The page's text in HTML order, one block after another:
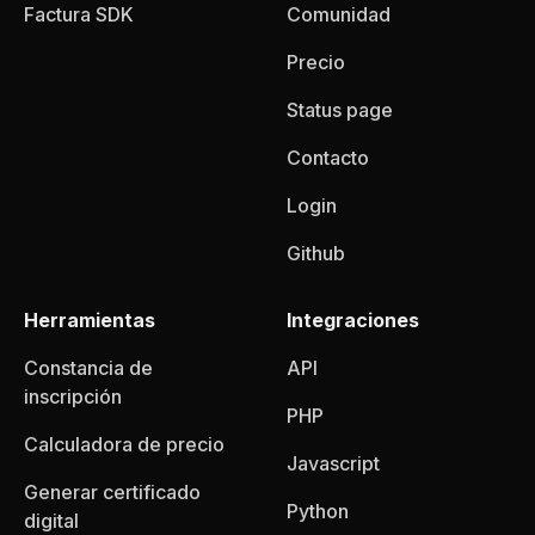
Factura SDK
Comunidad
Precio
Status page
Contacto
Login
Github
Herramientas
Constancia de
inscripción
Calculadora de precio
Generar certificado
digital
Integraciones
API
PHP
Javascript
Python